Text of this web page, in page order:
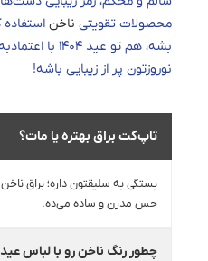
محصولات تقویتی ناخن
بشه، هم تو
نوروزتون پر از زیبایی باشه!
تاپ‌کت براق بهتره یا مات؟
بستگی به سلیقتون داره؛ براق
حس مدرن و ساده می‌ده.
چطور رنگ ناخن رو با لباس